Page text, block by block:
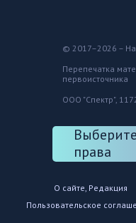
© 2017–2026 –
Перепечатка
первоисточника
ООО "Спектр",
права
О сайте, Редакция
Пользовательское